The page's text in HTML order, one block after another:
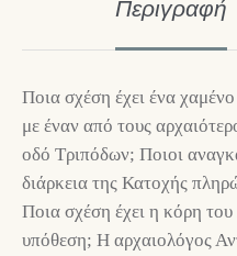
Περιγραφή
Ποια σχέση έχει ένα
με έναν από τους
οδό Τριπόδων; Ποιοι
διάρκεια της Κατοχής
Ποια σχέση έχει η κόρη
υπόθεση; Η αρχαιολόγος